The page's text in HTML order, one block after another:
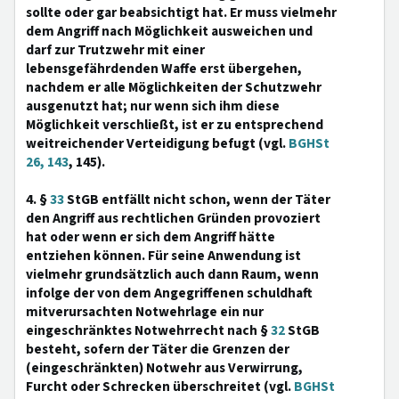
sollte oder gar beabsichtigt hat. Er muss vielmehr
dem Angriff nach Möglichkeit ausweichen und
darf zur Trutzwehr mit einer
lebensgefährdenden Waffe erst übergehen,
nachdem er alle Möglichkeiten der Schutzwehr
ausgenutzt hat; nur wenn sich ihm diese
Möglichkeit verschließt, ist er zu entsprechend
weitreichender Verteidigung befugt (vgl.BGHSt
26, 143, 145).
4. §33StGB entfällt nicht schon, wenn der Täter
den Angriff aus rechtlichen Gründen provoziert
hat oder wenn er sich dem Angriff hätte
entziehen können. Für seine Anwendung ist
vielmehr grundsätzlich auch dann Raum, wenn
infolge der von dem Angegriffenen schuldhaft
mitverursachten Notwehrlage ein nur
eingeschränktes Notwehrrecht nach §32StGB
besteht, sofern der Täter die Grenzen der
(eingeschränkten) Notwehr aus Verwirrung,
Furcht oder Schrecken überschreitet (vgl.BGHSt